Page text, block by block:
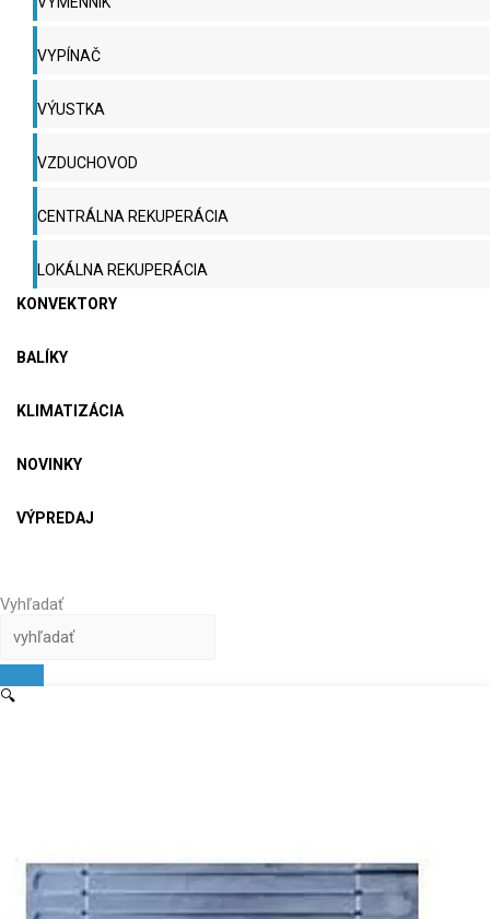
VYPÍNAČ
VÝUSTKA
VZDUCHOVOD
CENTRÁLNA REKUPERÁCIA
LOKÁLNA REKUPERÁCIA
KONVEKTORY
BALÍKY
KLIMATIZÁCIA
NOVINKY
VÝPREDAJ
Vyhľadať
🔍